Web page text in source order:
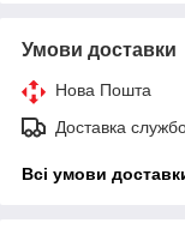
Умови доставки
Нова Пошта
Доставка
Всі умови